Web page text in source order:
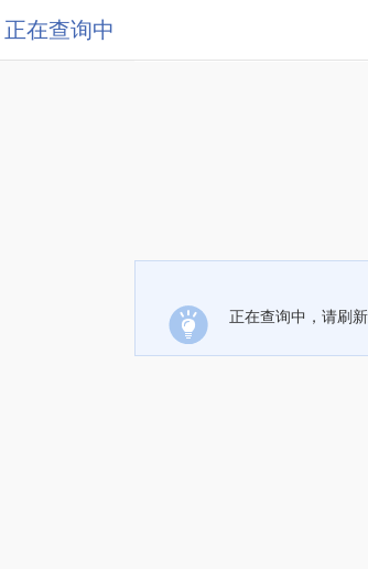
正在查询中
正在查询中，请刷